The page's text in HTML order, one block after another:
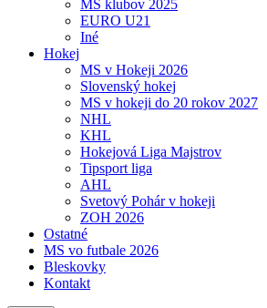
MS klubov 2025
EURO U21
Iné
Hokej
MS v Hokeji 2026
Slovenský hokej
MS v hokeji do 20 rokov 2027
NHL
KHL
Hokejová Liga Majstrov
Tipsport liga
AHL
Svetový Pohár v hokeji
ZOH 2026
Ostatné
MS vo futbale 2026
Bleskovky
Kontakt